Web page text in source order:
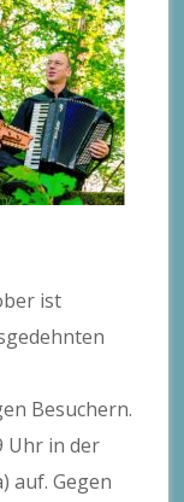
ist
Besuchern.
Uhr in der
auf. Gegen